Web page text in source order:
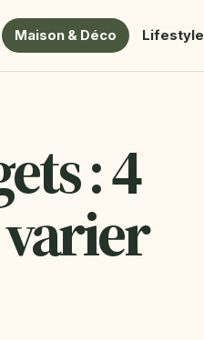
Maison & Déco Lifestyle
: 4